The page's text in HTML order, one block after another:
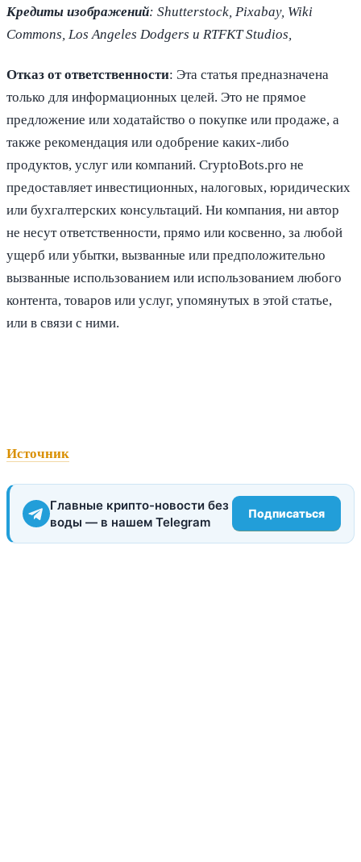
Кредиты изображений: Shutterstock, Pixabay, Wiki
Commons, Los Angeles Dodgers и RTFKT Studios,
Отказ от ответственности: Эта статья предназначена
только для информационных целей. Это не прямое
предложение или ходатайство о покупке или продаже, а
также рекомендация или одобрение каких-либо
продуктов, услуг или компаний. CryptoBots.pro не
предоставляет инвестиционных, налоговых, юридических
или бухгалтерских консультаций. Ни компания, ни автор
не несут ответственности, прямо или косвенно, за любой
ущерб или убытки, вызванные или предположительно
вызванные использованием или использованием любого
контента, товаров или услуг, упомянутых в этой статье,
или в связи с ними.
Источник
Главные крипто-новости без
воды — в нашем Telegram
Подписаться